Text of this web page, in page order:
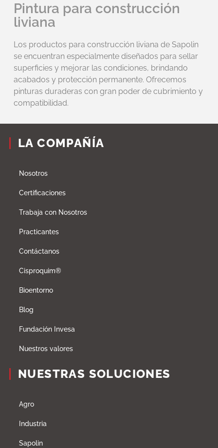
Pintura para construcción
liviana
Los productos para construcción liviana de Sapolin
se encuentran especialmente diseñados para sellar
superficies y mejorar las condiciones, brindando
acabados y protección permanente. Ofrecemos
pinturas duraderas con gran poder de cubrimiento y
compatibilidad.
LA COMPAÑÍA
Nosotros
Certificaciones
Trabaja con Nosotros
Practicantes
Contáctanos
Cisproquim®
Bioentorno
Blog
Fundación Invesa
Nuestros valores
NUESTRAS SOLUCIONES
Agro
Industria
Sapolin